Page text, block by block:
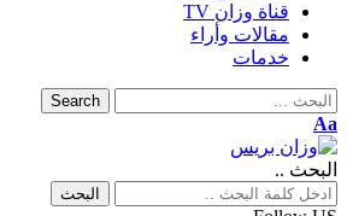
قناة وزان TV
مقالات وأراء
خدمات
Search
Aa
البحث ..